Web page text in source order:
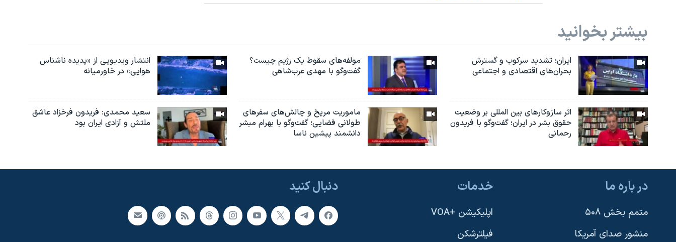
بیشتر بخوانید
ایران؛ تشدید سرکوب و گسترش
بحران‌های اقتصادی و اجتماعی
مولفه‌های سقوط یک رژیم چیست؟
گفت‌وگو با مهدی عرب‌شاهی
انتشار ویدیویی از «پدیده‌ ناشناس
هوایی» در خاورمیانه
اثر ساز‌و‌کارهای بین المللی بر وضعیت
حقوق بشر در ایران؛ گفت‌وگو با فریدون
رحمانی
ماموریت مریخ و چالش‌های سفرهای
طولانی فضایی؛ گفت‌وگو با بهرام مبشر
دانشمند پیشین ناسا
سعید محمدی: فریدون فرخزاد عاشق
ملتش و آزادی ایران بود
دنبال کنید در باره ما
متمم بخش ۵۰۸
منشور صدای آمریکا
خدمات
اپلیکیشن +VOA
فیلترشکن